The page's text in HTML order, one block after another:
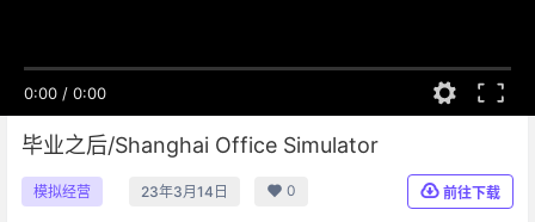
0:00 / 0:00
毕业之后/Shanghai Office Simulator
模拟经营 23年3月14日 0 前往下载